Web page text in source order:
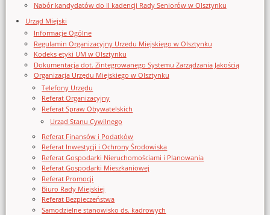
Nabór kandydatów do II kadencji Rady Seniorów w Olsztynku
Urząd Miejski
Informacje Ogólne
Regulamin Organizacyjny Urzedu Miejskiego w Olsztynku
Kodeks etyki UM w Olsztynku
Dokumentacja dot. Zintegrowanego Systemu Zarządzania Jakością
Organizacja Urzędu Miejskiego w Olsztynku
Telefony Urzędu
Referat Organizacyjny
Referat Spraw Obywatelskich
Urząd Stanu Cywilnego
Referat Finansów i Podatków
Referat Inwestycji i Ochrony Środowiska
Referat Gospodarki Nieruchomościami i Planowania
Referat Gospodarki Mieszkaniowej
Referat Promocji
Biuro Rady Miejskiej
Referat Bezpieczeństwa
Samodzielne stanowisko ds. kadrowych